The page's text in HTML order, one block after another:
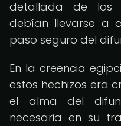
detallada de los
debían llevarse a
paso seguro del
En la creencia
estos hechizos era
el alma del
necesaria en su